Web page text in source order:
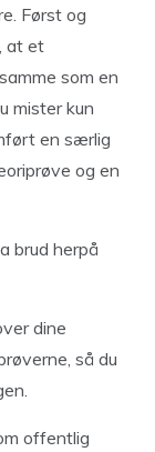
Først og
at et
som en
mister kun
en særlig
og en
brud herpå
dine
så du
offentlig